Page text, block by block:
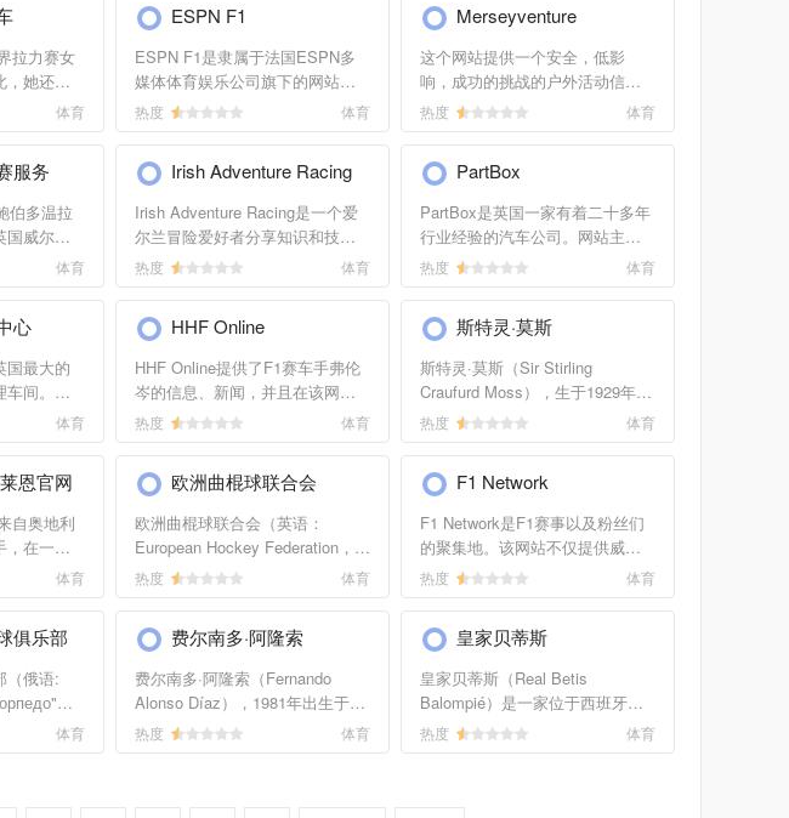
为奥利维耶·潘尼斯的个人官方网
站，主要提供关于他的新闻和信
息，以及历年来有关他的比赛情
况。
赛车
售汽车及
同时还活跃于各种其它汽车竞赛
中。
1957年3月9日托木斯克汤姆足球
会建立。2004-2012年是16支俄超
球队中的一支。
拉力赛女
，她还获
作为一名
车。
体育
ESPN F1
ESPN F1是隶属于法国ESPN多
媒体体育娱乐公司旗下的网站，
创建于1997年，当时主要作为赛
所有的大奖赛直播和专题报道，
以及对*5位赛车手的深度数据分析
和每场比赛的详细分析报道等。
ESPN F1网站是专门服务于F1赛
车迷的网络媒体，为他们提供了
并支持英语、法语和日语三种语
言。
热度 体育
Merseyventure
这个网站提供一个安全，低影
响，成功的挑战的户外活动信息
以此提高你的组织地位，改善成
热度 体育
服务
伯多温拉
国威尔士
为主且具
着丰富
详情、
体育
Irish Adventure Racing
Irish Adventure Racing是一个爱
尔兰冒险爱好者分享知识和技能
的网站。该网站以资源为重点，
交流的平台。
热度 体育
PartBox
PartBox是英国一家有着二十多年
行业经验的汽车公司。网站主要
提供高性能汽车和调试零件。用
时，网站还会提供最新的汽车行
业动态。
热度 体育
心
国最大的
车间。野
之一，其
网站不仅
还能够进
为客户
同时，在
野马历史
体育
HHF Online
HHF Online提供了F1赛车手弗伦
岑的信息、新闻，并且在该网站
还可以找到他的粉丝俱乐部和聊
赛，并且赢得了自己F1生涯的第
一个车手冠军，他代表德国多次
在世界级赛事中获得冠军的好成
绩，为自己个人和德国争得荣
誉。
热度 体育
斯特灵·莫斯
斯特灵·莫斯（Sir Stirling
Craufurd Moss），生于1929年，
是来自英格兰的前一级方程式赛
（International Motorsports Hall
of Fame），同时他也常被称
为“从未拿过世界冠军的最伟大的
赛车手”（the greatest driver
never to win the World
灵·莫斯的个人传记、图片、视
频、博客、最新动态等。
热度 体育
恩官网
自奥地利
，在一级
。1996
站冠军，
，他在
队
体育
欧洲曲棍球联合会
欧洲曲棍球联合会（英语：
European Hockey Federation，缩
写：EHF）是欧洲曲棍球的管理
织联合所有欧洲国家和曲棍球协
会组织举办欧洲曲棍球联赛，现
任主席是2011年8月22日胜选的
Martin Gotheridge。
热度 体育
F1 Network
F1 Network是F1赛事以及粉丝们
的聚集地。该网站不仅提供威廉
姆斯F1车队、红牛车队、梅赛德
片等信息，还提供其他赛车车队
信息以及历年的赛事记录。
热度 体育
俱乐部
（俄语:
罗斯莫斯
体育
费尔南多·阿隆索
费尔南多·阿隆索（Fernando
Alonso Díaz），1981年出生于西
班牙奥维耶多，是西班牙一级方
热度 体育
皇家贝蒂斯
皇家贝蒂斯（Real Betis
Balompié）是一家位于西班牙安
达鲁西亚首府塞维利亚的足球俱
热度 体育